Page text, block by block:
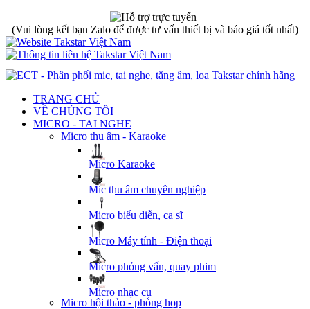
(Vui lòng kết bạn Zalo để được tư vấn thiết bị và báo giá tốt nhất)
TRANG CHỦ
VỀ CHÚNG TÔI
MICRO - TAI NGHE
Micro thu âm - Karaoke
Micro Karaoke
Mic thu âm chuyên nghiệp
Micro biểu diễn, ca sĩ
Micro Máy tính - Điện thoại
Micro phỏng vấn, quay phim
Micro nhạc cụ
Micro hội thảo - phòng họp